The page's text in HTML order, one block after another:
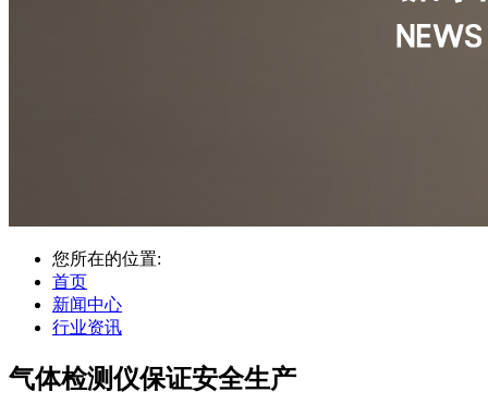
您所在的位置:
首页
新闻中心
行业资讯
气体检测仪保证安全生产